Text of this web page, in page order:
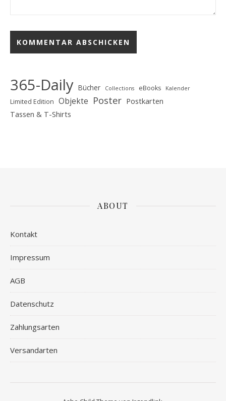
365-Daily Bücher Collections eBooks Kalender
Limited Edition Objekte Poster Postkarten
Tassen & T-Shirts
ABOUT
Kontakt
Impressum
AGB
Datenschutz
Zahlungsarten
Versandarten